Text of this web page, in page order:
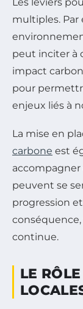
multiples. Par
peut inciter à
impact
pour
enjeux liés à
La mise en
carbone est
peuvent se
progression
continue.
LE